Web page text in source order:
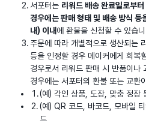
서포터는 리워드 배송 완료일로부
경우에는 판매 형태 및 배송 방식 등
내) 이내에 환불을 신청할 수 있습
주문에 따라 개별적으로 생산되는
등을 인정할 경우 메이커에게 회복
경우로서 리워드 판매 시 반품이나
경우에는 서포터의 환불 또는 교환
(예) 각인 상품, 도장, 맞춤 정장
(예) QR 코드, 바코드, 모바일
드